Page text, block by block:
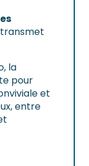
la
pour
et
entre